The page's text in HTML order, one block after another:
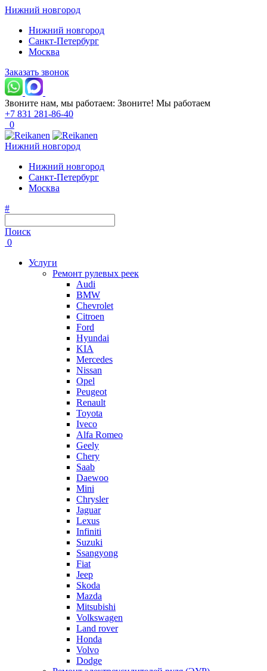
Нижний новгород
Нижний новгород
Санкт-Петербург
Москва
Заказать звонок
Звоните нам, мы работаем: Звоните! Мы работаем
+7 831 281-86-40
0
Нижний новгород
Нижний новгород
Санкт-Петербург
Москва
#
Поиск
0
Услуги
Ремонт рулевых реек
Audi
BMW
Chevrolet
Citroen
Ford
Hyundai
KIA
Mercedes
Nissan
Opel
Peugeot
Renault
Toyota
Iveco
Alfa Romeo
Geely
Chery
Saab
Daewoo
Mini
Chrysler
Jaguar
Lexus
Infiniti
Suzuki
Ssangyong
Fiat
Jeep
Skoda
Mazda
Mitsubishi
Volkswagen
Land rover
Honda
Volvo
Dodge